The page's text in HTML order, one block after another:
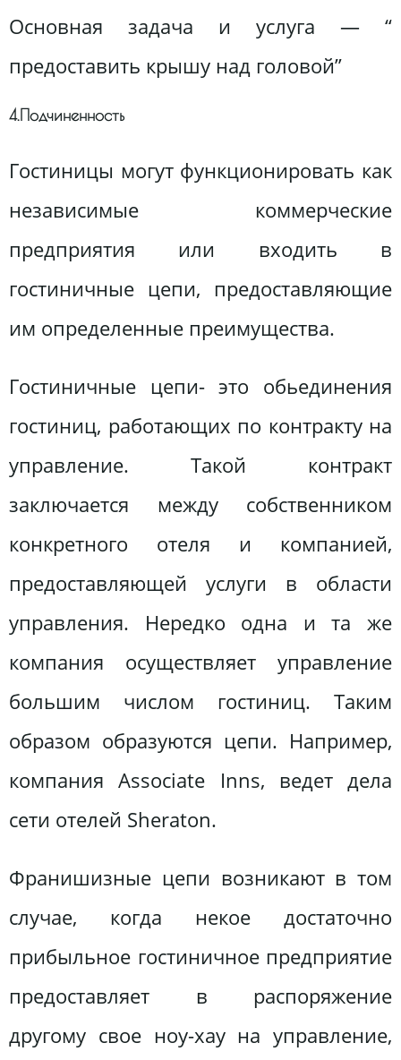
Основная задача и услуга — “
предоставить крышу над головой”
4.Подчиненность
Гостиницы могут функционировать как
независимые коммерческие
предприятия или входить в
гостиничные цепи, предоставляющие
им определенные преимущества.
Гостиничные цепи- это обьединения
гостиниц, работающих по контракту на
управление. Такой контракт
заключается между собственником
конкретного отеля и компанией,
предоставляющей услуги в области
управления. Нередко одна и та же
компания осуществляет управление
большим числом гостиниц. Таким
образом образуются цепи. Например,
компания Associate Inns, ведет дела
сети отелей Sheraton.
Франишизные цепи возникают в том
случае, когда некое достаточно
прибыльное гостиничное предприятие
предоставляет в распоряжение
другому свое ноу-хау на управление,